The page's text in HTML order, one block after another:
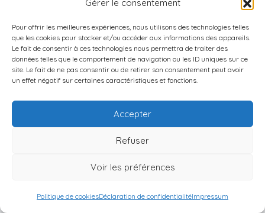
Gérer le consentement
Pour offrir les meilleures expériences, nous utilisons des technologies telles
que les cookies pour stocker et/ou accéder aux informations des appareils.
Le fait de consentir à ces technologies nous permettra de traiter des
données telles que le comportement de navigation ou les ID uniques sur ce
site. Le fait de ne pas consentir ou de retirer son consentement peut avoir
un effet négatif sur certaines caractéristiques et fonctions.
Accepter
Refuser
Voir les préférences
Politique de cookiesDéclaration de confidentialitéImpressum
Nos guides :
Découverte De Bali
Géographie De Bali En